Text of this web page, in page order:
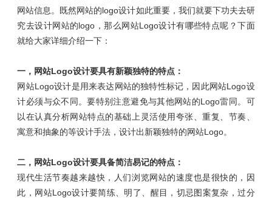
网站信息。既然网站的logo设计如此重要，我们就要下功夫去研
究去设计网站的logo，那么网站Logo设计有哪些特点呢？下面
就给大家详细介绍一下：
一，网站Logo设计要具有新颖独特的特点：
网站Logo设计是用来表达网站的独特性标记，因此网站Logo设
计必须与众不同。要特别注意避免与其他网站的Logo雷同。可
以在认真分析网站特点的基础上灵活使用夸张、重复、节奏、
寓意和抽象的等设计手法，设计出新颖独特的网站Logo。
二，网站Logo设计要具备简洁易记的特点：
现代生活节奏越来越快，人们浏览网站的速度也是很快的，因
此，网站Logo设计要简练、明了、醒目，切忌图案复杂，过分